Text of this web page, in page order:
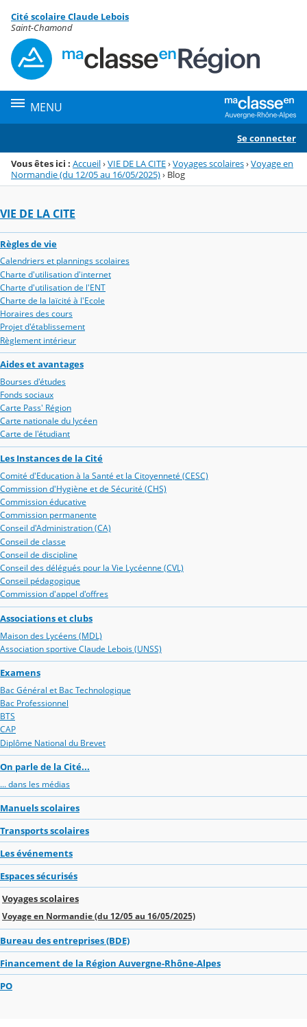
Menu de la rubrique
Contenu
Cité scolaire Claude Lebois
Saint-Chamond
MENU
Se connecter
Vous êtes ici : Accueil›VIE DE LA CITE›Voyages scolaires›Voyage en
Normandie (du 12/05 au 16/05/2025)› Blog
VIE DE LA CITE
Règles de vie
Calendriers et plannings scolaires
Charte d'utilisation d'internet
Charte d'utilisation de l'ENT
Charte de la laïcité à l'Ecole
Horaires des cours
Projet d'établissement
Règlement intérieur
Aides et avantages
Bourses d'études
Fonds sociaux
Carte Pass' Région
Carte nationale du lycéen
Carte de l'étudiant
Les Instances de la Cité
Comité d'Education à la Santé et la Citoyenneté (CESC)
Commission d'Hygiène et de Sécurité (CHS)
Commission éducative
Commission permanente
Conseil d'Administration (CA)
Conseil de classe
Conseil de discipline
Conseil des délégués pour la Vie Lycéenne (CVL)
Conseil pédagogique
Commission d'appel d'offres
Associations et clubs
Maison des Lycéens (MDL)
Association sportive Claude Lebois (UNSS)
Examens
Bac Général et Bac Technologique
Bac Professionnel
BTS
CAP
Diplôme National du Brevet
On parle de la Cité...
... dans les médias
Manuels scolaires
Transports scolaires
Les événements
Espaces sécurisés
Voyages scolaires
Voyage en Normandie (du 12/05 au 16/05/2025)
Bureau des entreprises (BDE)
Financement de la Région Auvergne-Rhône-Alpes
PO